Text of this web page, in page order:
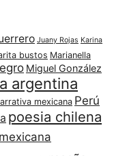
Juany Rojas Karina
bustos Marianella
Miguel González
argentina
mexicana Perú
poesia chilena